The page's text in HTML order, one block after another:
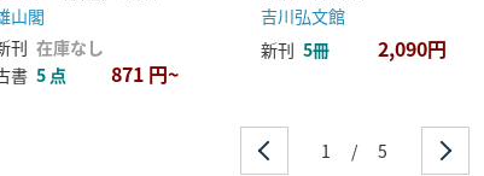
度紀伊国大税帳/2 天平四年度隠岐国正税帳/3 天
駿河国正税帳/6 天平十一年度伊豆国正税帳)
山閣
刊 在庫なし
書 5 点 871 円~
吉川弘文館
新刊 5冊 2,090円
1 / 5